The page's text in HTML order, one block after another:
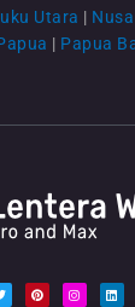
Utara |
| Papua
P
i
I
n
L
i